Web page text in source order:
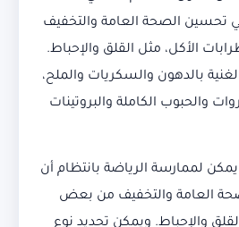
تحسين الصحة العامة والتخفيف
الأكل، مثل القلق والإحباط.
بالدهون والسكريات والملح،
والحبوب الكاملة والبروتينات
يمكن لممارسة الرياضة بانتظام أن
العامة والتخفيف من بعض
والإحباط. ويمكن تحديد نوع